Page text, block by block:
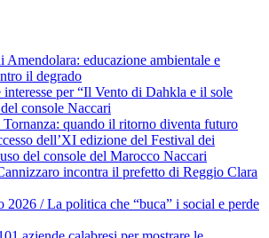
Amendolara: educazione ambientale e
il degrado
interesse per “Il Vento di Dahkla e il sole
console Naccari
quando il ritorno diventa futuro
dell’XI edizione del Festival dei
del console del Marocco Naccari
incontra il prefetto di Reggio Clara
2026 / La politica che “buca” i social e perde